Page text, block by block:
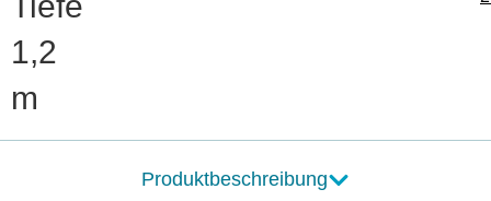
1,2
m
Produktbeschreibung